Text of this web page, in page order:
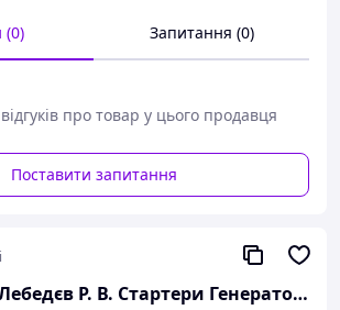
(0) Запитання (0)
про товар у цього продавця
Поставити запитання
ФОП Лебедєв Р. В. Стартери Генератори Комплектуючі.